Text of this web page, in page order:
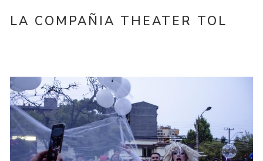
LA COMPAÑIA THEATER TOL